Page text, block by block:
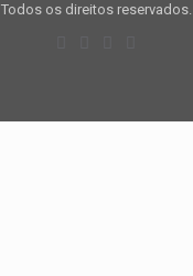
Todos os direitos reservados.